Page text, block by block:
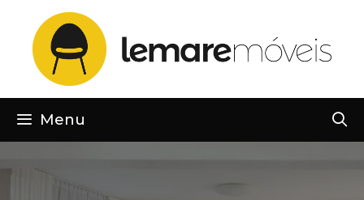
conteúdo
Menu